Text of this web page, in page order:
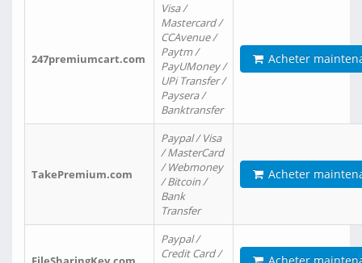
247premiumcart.com
Visa /
Mastercard /
CCAvenue /
Paytm /
PayUMoney /
UPi Transfer /
Paysera /
Banktransfer
Acheter
TakePremium.com
Paypal / Visa
/ MasterCard
/ Webmoney
/ Bitcoin /
Bank
Transfer
Acheter
Paypal /
Credit Card /